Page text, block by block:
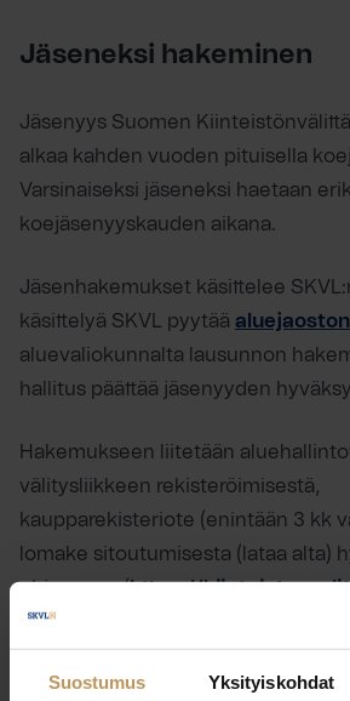
Suostumus Yksityiskohdat
Jäseneksi hakeminen
Jäsenyys Suomen
alkaa kahden vuoden pituisella
Varsinaiseksi jäseneksi haetaan
koejäsenyyskauden aikana.
Jäsenhakemukset käsittelee
käsittelyä SKVL pyytää aluejaoston
aluevaliokunnalta lausunnon
hallitus päättää jäsenyyden
Hakemukseen liitetään
välitysliikkeen rekisteröimisestä,
kaupparekisteriote (enintään 3 kk
lomake sitoutumisesta (lataa alta)
ohjeeseen (https://
valitystapa
). Koejäsenen
jäsenyyttä hakemuksen liitteeksi
kaupparekisteriote (enintään 3 kk